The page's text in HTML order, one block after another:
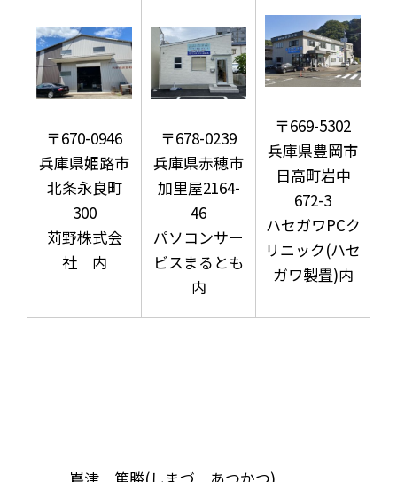
〒670-0946
兵庫県姫路市
北条永良町
300
苅野株式会
社 内
〒678-0239
兵庫県赤穂市
加里屋2164-
46
パソコンサー
ビスまるとも
内
〒669-5302
兵庫県豊岡市
日高町岩中
672-3
ハセガワPCク
リニック(ハセ
ガワ製畳)内